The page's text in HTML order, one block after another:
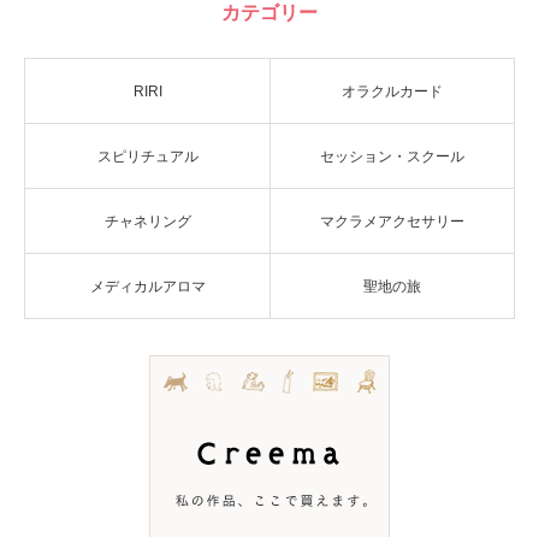
カテゴリー
RIRI オラクルカード
スピリチュアル セッション・スクール
チャネリング マクラメアクセサリー
メディカルアロマ 聖地の旅